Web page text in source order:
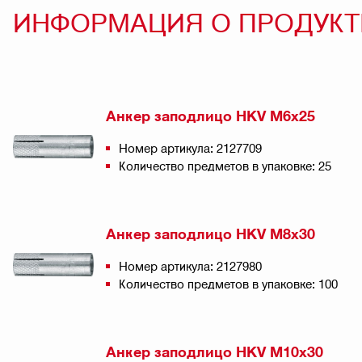
ИНФОРМАЦИЯ О
Анкер заподлицо HKV M6x25
Номер артикула: 2127709
Количество предметов в упаковке: 25
Анкер заподлицо HKV M8x30
Номер артикула: 2127980
Количество предметов в упаковке: 100
Анкер заподлицо HKV M10x30